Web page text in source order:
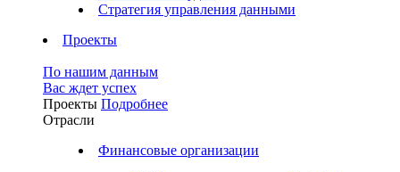
Стратегия управления данными
Проекты
По нашим данным
Вас ждет успех
Проекты Подробнее
Отрасли
Финансовые организации